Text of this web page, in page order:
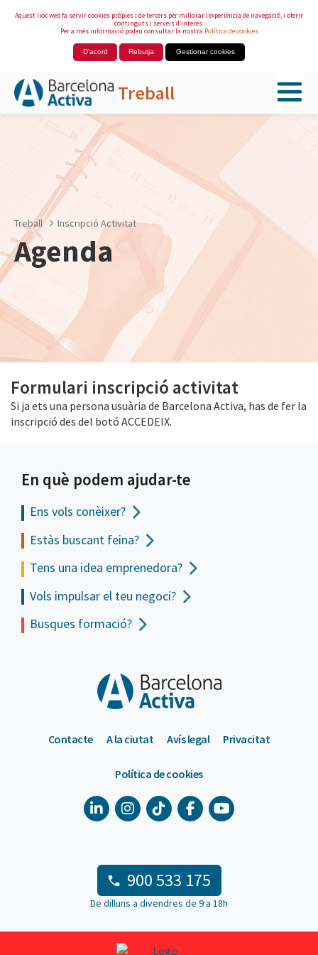
Aquest lloc web fa servir cookies pròpies i de tercers per millorar l’experiència de navegació, i oferir
continguts i serveis d’interès.
Per a més informació podeu consultar la nostra Política de cookies
D'acord Rebutja Gestionar cookies
Treball
Salta al contingut principal
Treball Inscripció Activitat
Agenda
Formulari inscripció activitat
Si ja ets una persona usuària de Barcelona Activa, has de fer la
inscripció des del botó ACCEDEIX.
En què podem ajudar-te
Ens vols conèixer?
Estàs buscant feina?
Tens una idea emprenedora?
Vols impulsar el teu negoci?
Busques formació?
Contacte A la ciutat Avís legal Privacitat
Política de cookies
900 533 175
De dilluns a divendres de 9 a 18h